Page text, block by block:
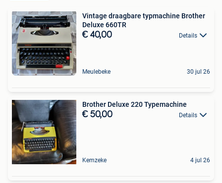
Vintage draagbare typmachine Brother
Deluxe 660TR
€ 40,00 Details
Meulebeke 30 jul 26
Brother Deluxe 220 Typemachine
€ 50,00 Details
Kemzeke 4 jul 26